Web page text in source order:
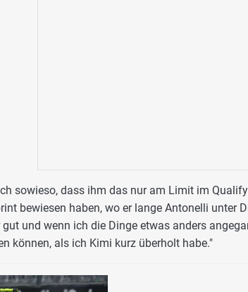
sowieso, dass ihm das nur am Limit im
bewiesen haben, wo er lange Antonelli unter
gut und wenn ich die Dinge etwas anders
können, als ich Kimi kurz überholt habe."